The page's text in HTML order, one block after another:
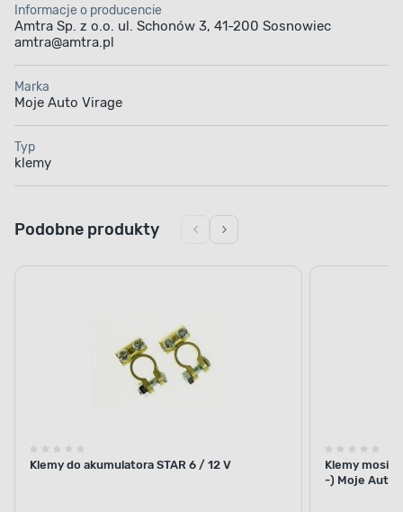
Informacje o producencie
Amtra Sp. z o.o. ul. Schonów 3, 41-200 Sosnowiec
amtra@amtra.pl
Marka
Moje Auto Virage
Typ
klemy
Podobne produkty
Klemy do akumulatora STAR 6 / 12 V
Klemy
-) Moje Auto